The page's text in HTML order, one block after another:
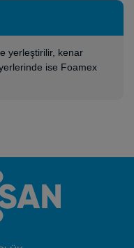
yerleştirilir, kenar
ise Foamex